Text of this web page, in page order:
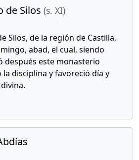
de Silos (s. XI)
Silos, de la región de Castilla,
abad, el cual, siendo
después este monasterio
disciplina y favoreció día y